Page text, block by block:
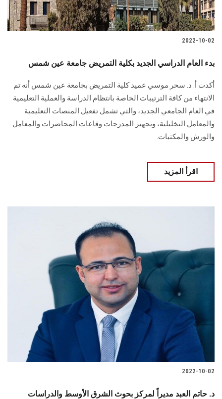
2022-10-02
بدء العام الدراسي الجديد بكلية التمريض جامعة عين شمس
أكدت أ. د. سحر موسي عميد كلية التمريض بجامعة عين شمس أنه تم
الانتهاء من كافة الترتيبات الخاصة بانتظام الدراسة والعملية التعليمية
في العام الجامعي الجديد، والتي تشمل تفعيل المنصات التعليمية
والمعامل التخليلية، وتجهيز المدرجات وقاعات المحاضرات والمعامل
والورش والمكتبات.
اقرأ المزيد
2022-10-02
د. حاتم العبد مديراً لمركز بحوث الشرق الأوسط والدراسات